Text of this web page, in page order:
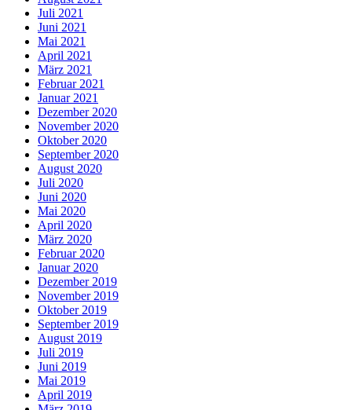
Juli 2021
Juni 2021
Mai 2021
April 2021
März 2021
Februar 2021
Januar 2021
Dezember 2020
November 2020
Oktober 2020
September 2020
August 2020
Juli 2020
Juni 2020
Mai 2020
April 2020
März 2020
Februar 2020
Januar 2020
Dezember 2019
November 2019
Oktober 2019
September 2019
August 2019
Juli 2019
Juni 2019
Mai 2019
April 2019